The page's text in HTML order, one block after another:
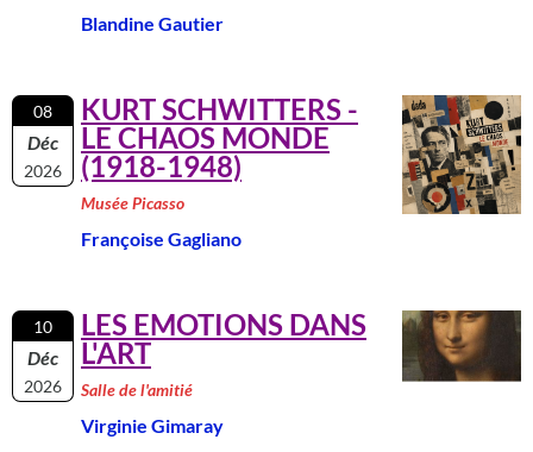
Blandine Gautier
08
Déc
2026
KURT SCHWITTERS -
LE CHAOS MONDE
(1918-1948)
Musée Picasso
Françoise Gagliano
10
Déc
2026
LES EMOTIONS DANS
L'ART
Salle de l'amitié
Virginie Gimaray